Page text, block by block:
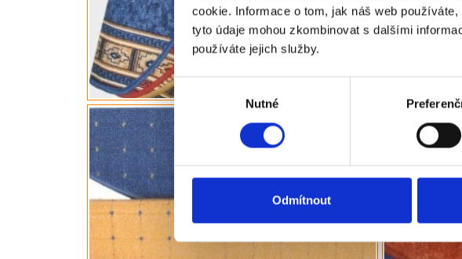
cookie. Informace o tom, jak náš web
tyto údaje mohou zkombinovat s dalšími
používáte jejich služby.
Výběr
souhlasu
Nutné
Odmítnout